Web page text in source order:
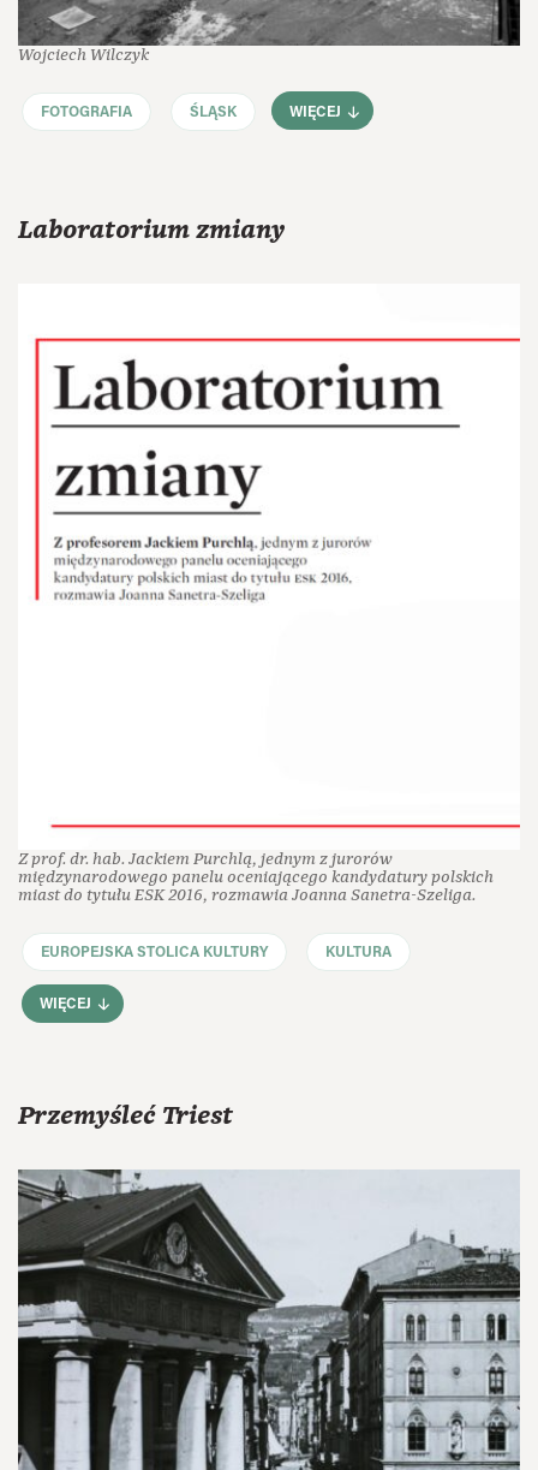
Wojciech Wilczyk
FOTOGRAFIA ŚLĄSK WIĘCEJ
Laboratorium zmiany
Z prof. dr. hab. Jackiem Purchlą, jednym z jurorów
międzynarodowego panelu oceniającego kandydatury polskich
miast do tytułu ESK 2016, rozmawia Joanna Sanetra-Szeliga.
EUROPEJSKA STOLICA KULTURY KULTURA
WIĘCEJ
Przemyśleć Triest